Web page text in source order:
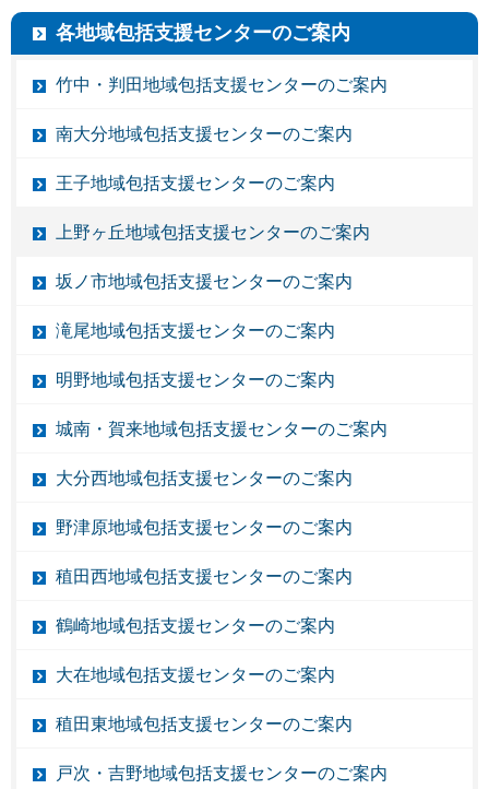
各地域包括支援センターのご案内
竹中・判田地域包括支援センターのご案内
南大分地域包括支援センターのご案内
王子地域包括支援センターのご案内
上野ヶ丘地域包括支援センターのご案内
坂ノ市地域包括支援センターのご案内
滝尾地域包括支援センターのご案内
明野地域包括支援センターのご案内
城南・賀来地域包括支援センターのご案内
大分西地域包括支援センターのご案内
野津原地域包括支援センターのご案内
稙田西地域包括支援センターのご案内
鶴崎地域包括支援センターのご案内
大在地域包括支援センターのご案内
稙田東地域包括支援センターのご案内
戸次・吉野地域包括支援センターのご案内